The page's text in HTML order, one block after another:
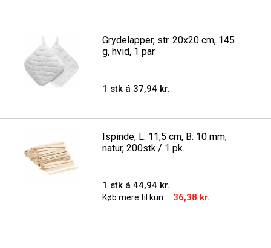
Grydelapper, str. 20x20 cm, 145
g, hvid, 1 par
1 stk á 37,94 kr.
Ispinde, L: 11,5 cm, B: 10 mm,
natur, 200stk./ 1 pk.
1 stk á 44,94 kr.
Køb mere til kun: 36,38 kr.